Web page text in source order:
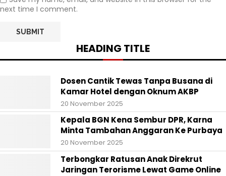
next time I comment.
HEADING TITLE
Dosen Cantik Tewas Tanpa Busana di
Kamar Hotel dengan Oknum AKBP
20 November 2025
Kepala BGN Kena Sembur DPR, Karna
Minta Tambahan Anggaran Ke Purbaya
20 November 2025
Terbongkar Ratusan Anak Direkrut
Jaringan Terorisme Lewat Game Online